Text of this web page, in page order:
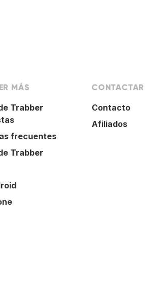
MÁS
Trabber
frecuentes
Trabber
CONTACTAR
Contacto
Afiliados